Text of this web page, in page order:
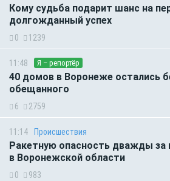
Кому судьба подарит шанс на
долгожданный успех
0 1239
11:48 Я – репортёр
40 домов в Воронеже остались
обещанного
6 2759
11:14 Происшествия
Ракетную опасность дважды за
в Воронежской области
0 983